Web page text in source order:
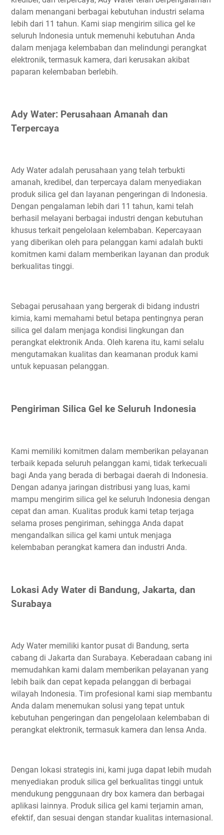
dalam menangani berbagai kebutuhan industri selama
lebih dari 11 tahun. Kami siap mengirim silica gel ke
seluruh Indonesia untuk memenuhi kebutuhan Anda
dalam menjaga kelembaban dan melindungi perangkat
elektronik, termasuk kamera, dari kerusakan akibat
paparan kelembaban berlebih.
Ady Water: Perusahaan Amanah dan
Terpercaya
Ady Water adalah perusahaan yang telah terbukti
amanah, kredibel, dan terpercaya dalam menyediakan
produk silica gel dan layanan pengeringan di Indonesia.
Dengan pengalaman lebih dari 11 tahun, kami telah
berhasil melayani berbagai industri dengan kebutuhan
khusus terkait pengelolaan kelembaban. Kepercayaan
yang diberikan oleh para pelanggan kami adalah bukti
komitmen kami dalam memberikan layanan dan produk
berkualitas tinggi.
Sebagai perusahaan yang bergerak di bidang industri
kimia, kami memahami betul betapa pentingnya peran
silica gel dalam menjaga kondisi lingkungan dan
perangkat elektronik Anda. Oleh karena itu, kami selalu
mengutamakan kualitas dan keamanan produk kami
untuk kepuasan pelanggan.
Pengiriman Silica Gel ke Seluruh Indonesia
Kami memiliki komitmen dalam memberikan pelayanan
terbaik kepada seluruh pelanggan kami, tidak terkecuali
bagi Anda yang berada di berbagai daerah di Indonesia.
Dengan adanya jaringan distribusi yang luas, kami
mampu mengirim silica gel ke seluruh Indonesia dengan
cepat dan aman. Kualitas produk kami tetap terjaga
selama proses pengiriman, sehingga Anda dapat
mengandalkan silica gel kami untuk menjaga
kelembaban perangkat kamera dan industri Anda.
Lokasi Ady Water di Bandung, Jakarta, dan
Surabaya
Ady Water memiliki kantor pusat di Bandung, serta
cabang di Jakarta dan Surabaya. Keberadaan cabang ini
memudahkan kami dalam memberikan pelayanan yang
lebih baik dan cepat kepada pelanggan di berbagai
wilayah Indonesia. Tim profesional kami siap membantu
Anda dalam menemukan solusi yang tepat untuk
kebutuhan pengeringan dan pengelolaan kelembaban di
perangkat elektronik, termasuk kamera dan lensa Anda.
Dengan lokasi strategis ini, kami juga dapat lebih mudah
menyediakan produk silica gel berkualitas tinggi untuk
mendukung penggunaan dry box kamera dan berbagai
aplikasi lainnya. Produk silica gel kami terjamin aman,
efektif, dan sesuai dengan standar kualitas internasional.